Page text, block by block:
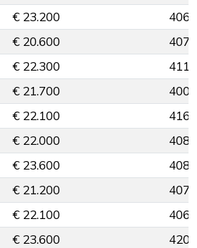
€ 23.200
406
€ 20.600
407
€ 22.300
411
€ 21.700
400
€ 22.100
416
€ 22.000
408
€ 23.600
408
€ 21.200
407
€ 22.100
406
€ 23.600
420